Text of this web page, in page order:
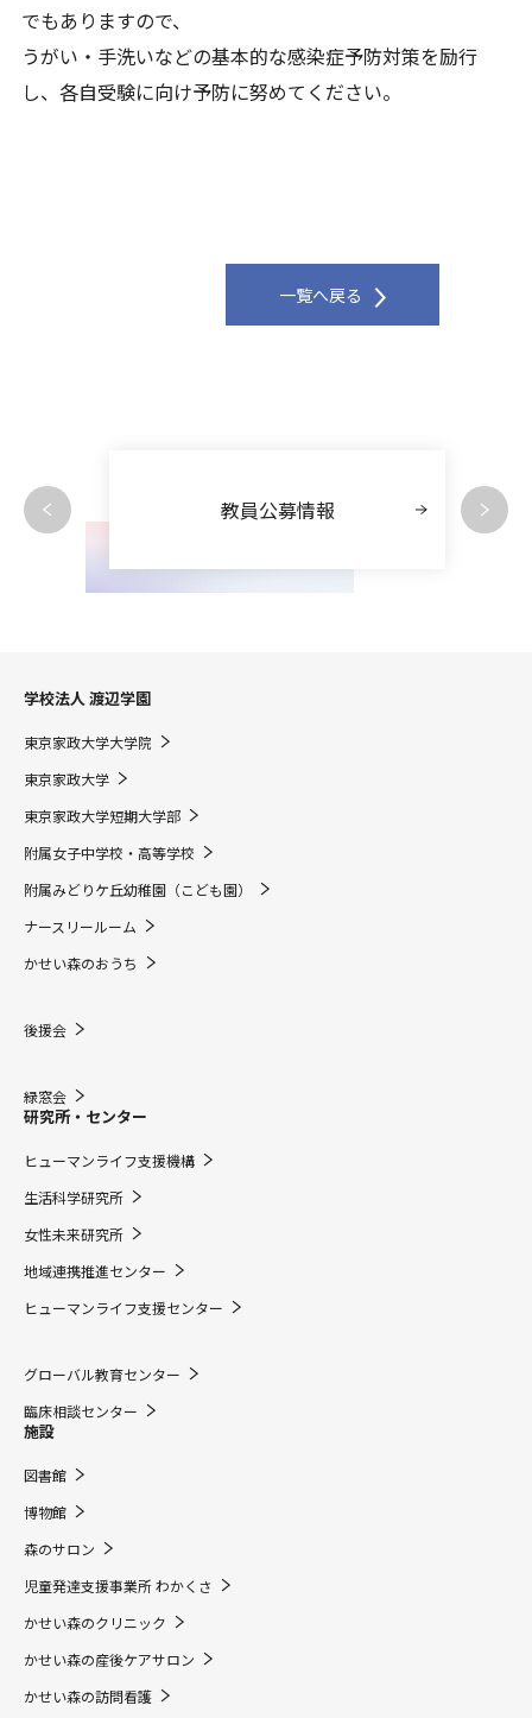
でもありますので、
うがい・手洗いなどの基本的な感染症予防対策を励行
し、各自受験に向け予防に努めてください。
一覧へ戻る
教員公募情報
学校法人 渡辺学園
東京家政大学大学院
東京家政大学
東京家政大学短期大学部
附属女子中学校・高等学校
附属みどりケ丘幼稚園（こども園）
ナースリールーム
かせい森のおうち
後援会
緑窓会
研究所・センター
ヒューマンライフ支援機構
生活科学研究所
女性未来研究所
地域連携推進センター
ヒューマンライフ支援センター
グローバル教育センター
臨床相談センター
施設
図書館
博物館
森のサロン
児童発達支援事業所 わかくさ
かせい森のクリニック
かせい森の産後ケアサロン
かせい森の訪問看護